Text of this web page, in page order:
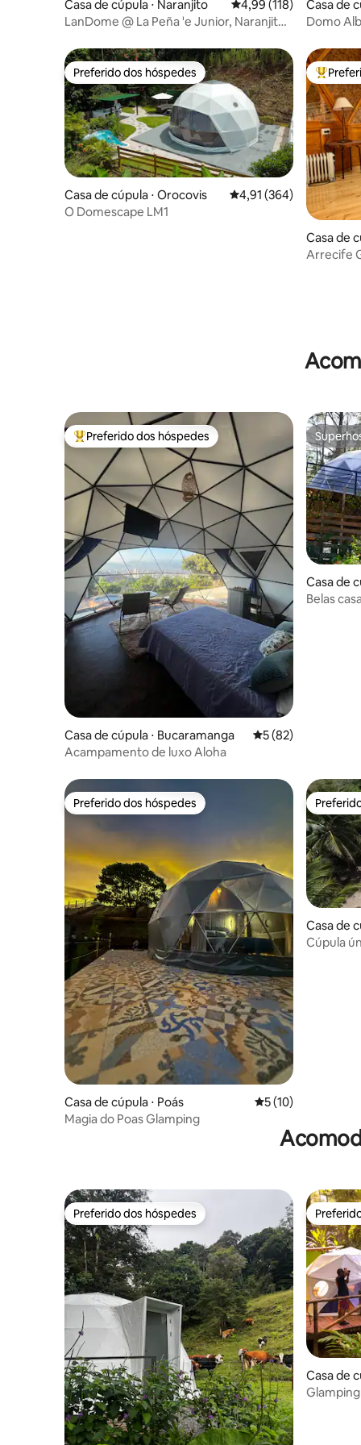
Casa de cúpula ⋅ Naranjito 4,99 de uma avaliação
4,99 (118)
LanDome @ La Peña 'e Junior, Naranjito,
Casa de
Domo
Preferido dos hóspedes
Preferido dos hóspedes
Casa de cúpula ⋅ Orocovis 4,91 de uma avaliação
4,91 (364)
O Domescape LM1
Entre
Casa de
Arrecife
Entre os melhores preferidos dos hóspedes
Preferido dos hóspedes
Casa de cúpula ⋅ Bucaramanga 5 de uma avaliação
5 (82)
Acampamento de luxo Aloha
Casa de
Belas
Preferido dos hóspedes
Preferido dos hóspedes
Casa de cúpula ⋅ Poás 5 de uma avaliação
5 (10)
Magia do Poas Glamping
Casa de
Cúpula
Preferido dos hóspedes
Preferido dos hóspedes
Casa de
o de